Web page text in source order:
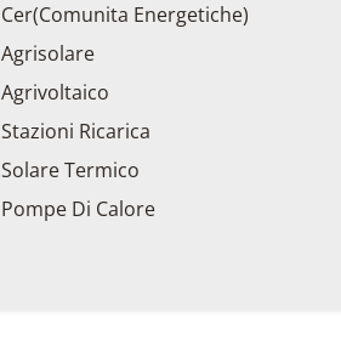
Cer(Comunita Energetiche)
Agrisolare
Agrivoltaico
Stazioni Ricarica
Solare Termico
Pompe Di Calore